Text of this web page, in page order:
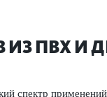
ПВХ И
спектр